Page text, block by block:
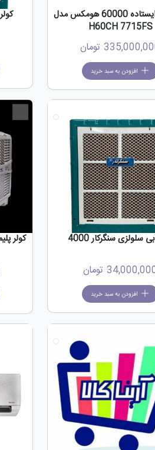
کولرگازی ایستاده 60000 هومکس مدل
H60CH 7715FS
تومان
افزودن به سبد خرید
سلولزی سنگرکار 4000
تومان
افزودن به سبد خرید